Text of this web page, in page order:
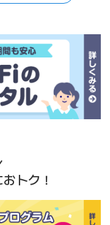
トク！